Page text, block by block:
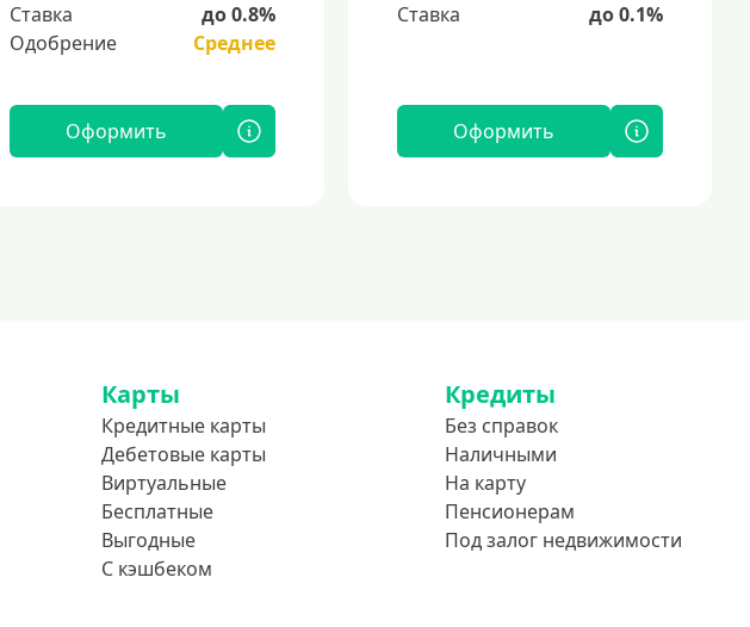
Ставка
до 0.8%
Одобрение
Среднее
Оформить
Ставка
до 0.1%
Оформить
Карты
Кредитные карты
Дебетовые карты
Виртуальные
Бесплатные
Выгодные
С кэшбеком
Кредиты
Без справок
Наличными
На карту
Пенсионерам
Под залог недвижимости